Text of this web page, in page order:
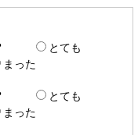
とても
まった
とても
まった